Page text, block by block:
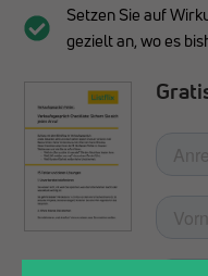
Setzen Sie auf
gezielt an, wo es